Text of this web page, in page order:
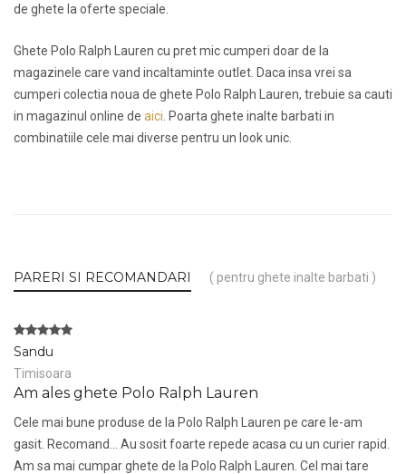
de ghete la oferte speciale.
Ghete Polo Ralph Lauren cu pret mic cumperi doar de la
magazinele care vand incaltaminte outlet. Daca insa vrei sa
cumperi colectia noua de ghete Polo Ralph Lauren, trebuie sa cauti
in magazinul online de aici . Poarta ghete inalte barbati in
combinatiile cele mai diverse pentru un look unic.
PARERI SI RECOMANDARI ( pentru ghete inalte barbati )
Sandu
Timisoara
Am ales ghete Polo Ralph Lauren
Cele mai bune produse de la Polo Ralph Lauren pe care le-am
gasit. Recomand... Au sosit foarte repede acasa cu un curier rapid.
Am sa mai cumpar ghete de la Polo Ralph Lauren. Cel mai tare